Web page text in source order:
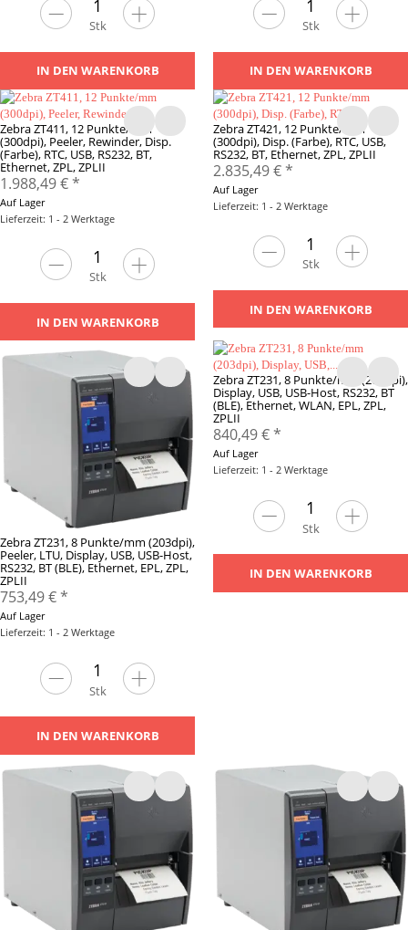
Stk
IN DEN WARENKORB
Stk
IN DEN WARENKORB
Zebra ZT411, 12 Punkte/mm
(300dpi), Peeler, Rewinder, Disp.
(Farbe), RTC, USB, RS232, BT,
Ethernet, ZPL, ZPLII
1.988,49 €*
Auf Lager
Lieferzeit: 1 - 2 Werktage
Stk
IN DEN WARENKORB
Zebra ZT421, 12 Punkte/mm
(300dpi), Disp. (Farbe), RTC, USB,
RS232, BT, Ethernet, ZPL, ZPLII
2.835,49 €*
Auf Lager
Lieferzeit: 1 - 2 Werktage
Stk
IN DEN WARENKORB
Zebra ZT231, 8 Punkte/mm (203dpi),
Peeler, LTU, Display, USB, USB-Host,
RS232, BT (BLE), Ethernet, EPL, ZPL,
ZPLII
753,49 €*
Auf Lager
Lieferzeit: 1 - 2 Werktage
Stk
IN DEN WARENKORB
Zebra ZT231, 8 Punkte/mm (203dpi),
Display, USB, USB-Host, RS232, BT
(BLE), Ethernet, WLAN, EPL, ZPL,
ZPLII
840,49 €*
Auf Lager
Lieferzeit: 1 - 2 Werktage
Stk
IN DEN WARENKORB